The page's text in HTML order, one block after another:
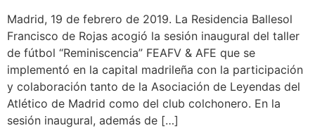
Madrid, 19 de febrero de 2019. La Residencia Ballesol
Francisco de Rojas acogió la sesión inaugural del taller
de fútbol “Reminiscencia” FEAFV & AFE que se
implementó en la capital madrileña con la participación
y colaboración tanto de la Asociación de Leyendas del
Atlético de Madrid como del club colchonero. En la
sesión inaugural, además de […]